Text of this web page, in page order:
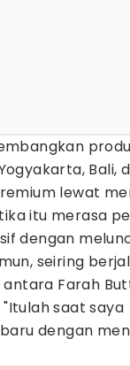
Bali,
lewat
itu merasa
dengan
seiring
Farah
saat saya
dengan